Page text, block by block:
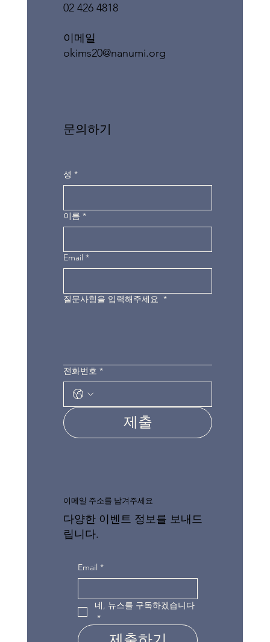
02 426 4818
이메일
okims20@nanumi.org
이메일 주소를 남겨주세요
다양한 이벤트 정보를 보내드
립니다.
Email *
네, 뉴스를 구독하겠습니다
*
문의하기
성 *
이름 *
Email *
질문사힝을 입력해주세요 *
전화번호 *
제출